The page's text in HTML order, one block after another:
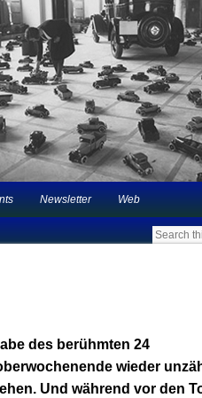
mehr in
Newsletter Web
des berühmten 24
wieder
Und während vor den